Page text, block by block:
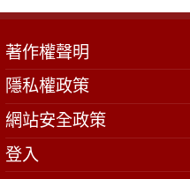
著作權聲明
隱私權政策
網站安全政策
登入